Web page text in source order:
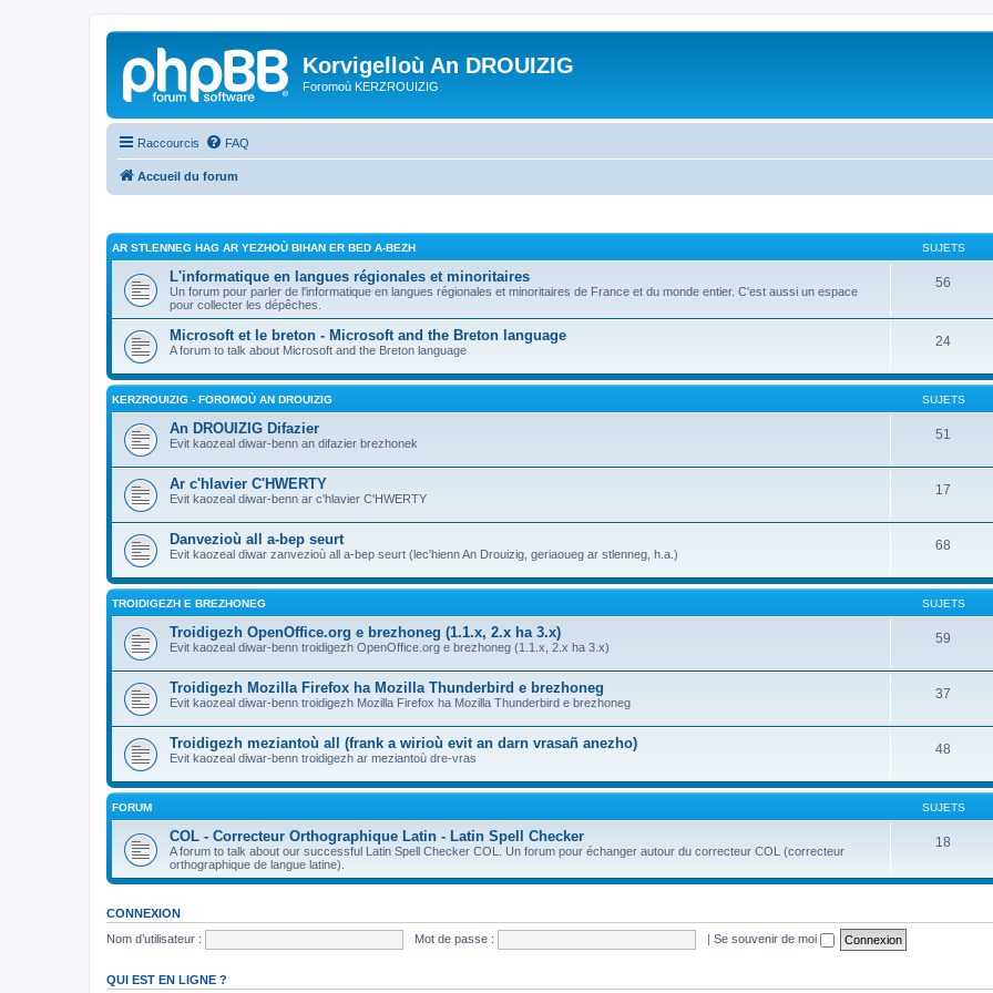
Korvigelloù An DROUIZIG
Foromoù KERZROUIZIG
Raccourcis FAQ
Accueil du forum
AR STLENNEG HAG AR YEZHOÙ BIHAN ER BED A-BEZH SUJETS
L'informatique en langues régionales et minoritaires
Un forum pour parler de l'informatique en langues régionales et minoritaires de France et du monde entier. C'est aussi un espace
pour collecter les dépêches.
56
Microsoft et le breton - Microsoft and the Breton language
A forum to talk about Microsoft and the Breton language
24
KERZROUIZIG - FOROMOÙ AN DROUIZIG SUJETS
An DROUIZIG Difazier
Evit kaozeal diwar-benn an difazier brezhonek
51
Ar c'hlavier C'HWERTY
Evit kaozeal diwar-benn ar c'hlavier C'HWERTY
17
Danvezioù all a-bep seurt
Evit kaozeal diwar zanvezioù all a-bep seurt (lec'hienn An Drouizig, geriaoueg ar stlenneg, h.a.)
68
TROIDIGEZH E BREZHONEG SUJETS
Troidigezh OpenOffice.org e brezhoneg (1.1.x, 2.x ha 3.x)
Evit kaozeal diwar-benn troidigezh OpenOffice.org e brezhoneg (1.1.x, 2.x ha 3.x)
59
Troidigezh Mozilla Firefox ha Mozilla Thunderbird e brezhoneg
Evit kaozeal diwar-benn troidigezh Mozilla Firefox ha Mozilla Thunderbird e brezhoneg
37
Troidigezh meziantoù all (frank a wirioù evit an darn vrasañ anezho)
Evit kaozeal diwar-benn troidigezh ar meziantoù dre-vras
48
FORUM SUJETS
COL - Correcteur Orthographique Latin - Latin Spell Checker
A forum to talk about our successful Latin Spell Checker COL. Un forum pour échanger autour du correcteur COL (correcteur
orthographique de langue latine).
18
CONNEXION
Nom d’utilisateur :
Mot de passe : | Se souvenir de moi
QUI EST EN LIGNE ?